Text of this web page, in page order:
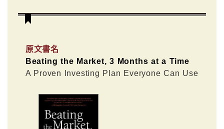
原文書名
Beating the Market, 3 Months at a Time
A Proven Investing Plan Everyone Can Use